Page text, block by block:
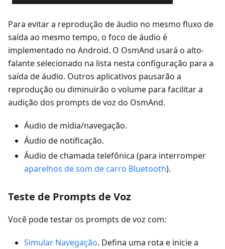
Para evitar a reprodução de áudio no mesmo fluxo de
saída ao mesmo tempo, o foco de áudio é
implementado no Android. O OsmAnd usará o alto-
falante selecionado na lista nesta configuração para a
saída de áudio. Outros aplicativos pausarão a
reprodução ou diminuirão o volume para facilitar a
audição dos prompts de voz do OsmAnd.
Áudio de mídia/navegação.
Áudio de notificação.
Áudio de chamada telefônica (para interromper
aparelhos de som de carro Bluetooth).
Teste de Prompts de Voz
Você pode testar os prompts de voz com:
Simular Navegação. Defina uma rota e inicie a